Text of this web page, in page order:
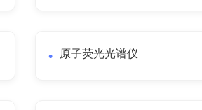
原子荧光光谱仪